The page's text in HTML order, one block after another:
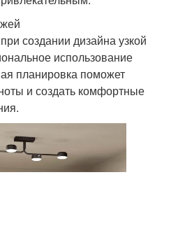
создании дизайна узкой
использование
планировка поможет
и создать комфортные